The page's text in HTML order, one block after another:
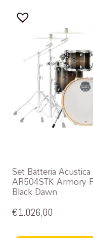
Set Batteria
AR504STK Armory
Black Dawn
€1.026,00